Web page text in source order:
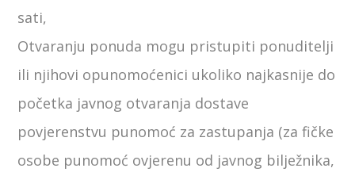
sati,
Otvaranju ponuda mogu pristupiti ponuditelji
ili njihovi opunomoćenici ukoliko najkasnije do
početka javnog otvaranja dostave
povjerenstvu punomoć za zastupanja (za fičke
osobe punomoć ovjerenu od javnog bilježnika,